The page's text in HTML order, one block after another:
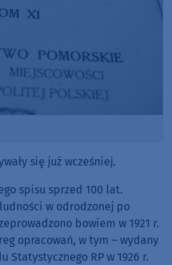
się już wcześniej.
spisu sprzed 100 lat.
w odrodzonej po
bowiem w 1921 r.
opracowań, w tym – wydany
Statystycznego RP w 1926 r.